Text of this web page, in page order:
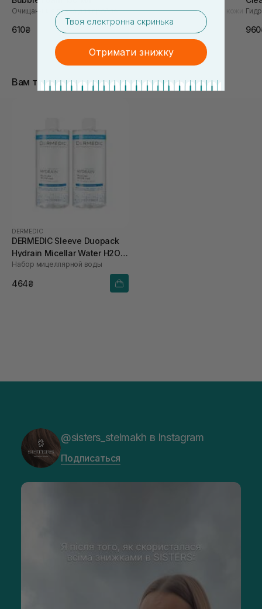
Очищающая пенка для проблемной кожи
610₴
Мягкая пенка для очищения кожи
580₴
Вам также понравится
DERMEDIC
DERMEDIC Sleeve Duopack
Hydrain Micellar Water H2O 2
х 500 мл
Набор мицеллярной воды
464₴
@sisters_stelmakh в Instagram
Подписаться
email
Отримати знижку